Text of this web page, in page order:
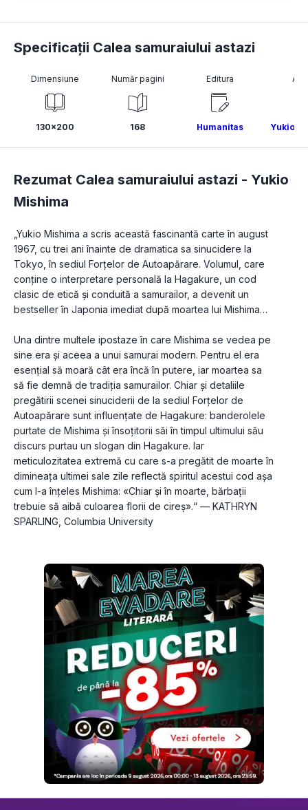
Specificații Calea samuraiului astazi
Dimensiune
130x200
Număr pagini
168
Editura
Humanitas Yukio
Rezumat Calea samuraiului astazi - Yukio
Mishima
„Yukio Mishima a scris această fascinantă carte în august
1967, cu trei ani înainte de dramatica sa sinucidere la
Tokyo, în sediul Forţelor de Autoapărare. Volumul, care
conţine o interpretare personală la Hagakure, un cod
clasic de etică și conduită a samurailor, a devenit un
bestseller în Japonia imediat după moartea lui Mishima…
Una dintre multele ipostaze în care Mishima se vedea pe
sine era și aceea a unui samurai modern. Pentru el era
esenţial să moară cât era încă în putere, iar moartea sa
să fie demnă de tradiţia samurailor. Chiar și detaliile
pregătirii scenei sinuciderii de la sediul Forţelor de
Autoapărare sunt influenţate de Hagakure: banderolele
purtate de Mishima și însoţitorii săi în timpul ultimului său
discurs purtau un slogan din Hagakure. Iar
meticulozitatea extremă cu care s-a pregătit de moarte în
dimineaţa ultimei sale zile reflectă spiritul acestui cod așa
cum l-a înţeles Mishima: «Chiar și în moarte, bărbaţii
trebuie să aibă culoarea florii de cireș».“ — KATHRYN
SPARLING, Columbia University